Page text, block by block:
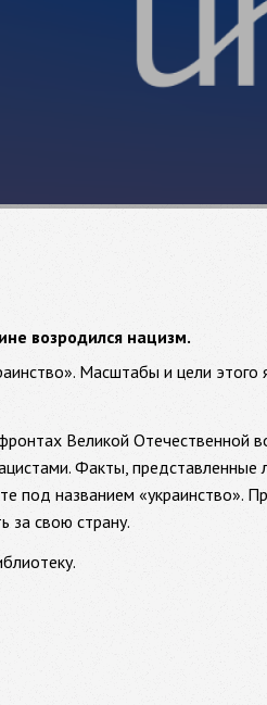
возродился нацизм.
Масштабы и цели этого
Великой Отечественной
Факты,
под названием «украинство».
за свою страну.